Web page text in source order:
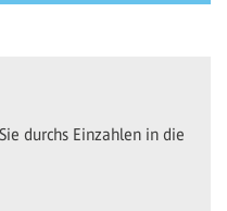
durchs Einzahlen in die